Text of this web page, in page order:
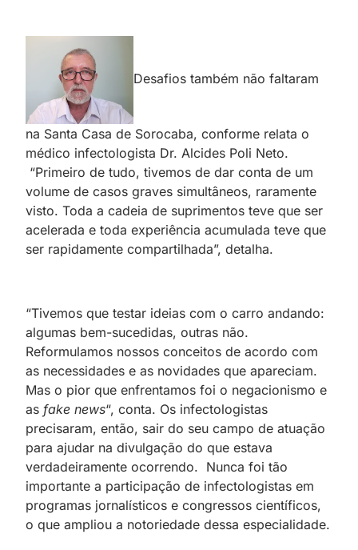
Desafios também não faltaram
na Santa Casa de Sorocaba, conforme relata o
médico infectologista Dr. Alcides Poli Neto.
“Primeiro de tudo, tivemos de dar conta de um
volume de casos graves simultâneos, raramente
visto. Toda a cadeia de suprimentos teve que ser
acelerada e toda experiência acumulada teve que
ser rapidamente compartilhada”, detalha.
“Tivemos que testar ideias com o carro andando:
algumas bem-sucedidas, outras não.
Reformulamos nossos conceitos de acordo com
as necessidades e as novidades que apareciam.
Mas o pior que enfrentamos foi o negacionismo e
as fake news“, conta. Os infectologistas
precisaram, então, sair do seu campo de atuação
para ajudar na divulgação do que estava
verdadeiramente ocorrendo. Nunca foi tão
importante a participação de infectologistas em
programas jornalísticos e congressos científicos,
o que ampliou a notoriedade dessa especialidade.